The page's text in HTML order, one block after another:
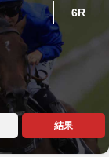
6R
結果